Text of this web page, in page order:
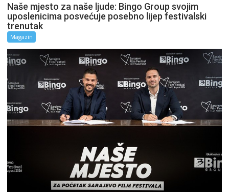
Naše mjesto za naše ljude: Bingo Group svojim
uposlenicima posvećuje posebno lijep festivalski
trenutak
Magazin